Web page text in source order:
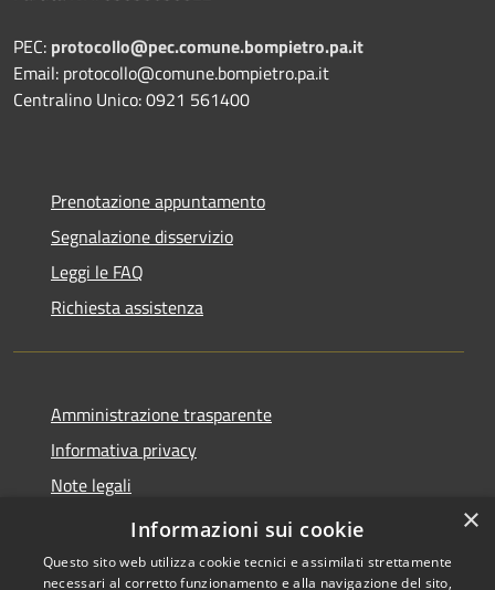
PEC: protocollo@pec.comune.bompietro.pa.it
Email: protocollo@comune.bompietro.pa.it
Centralino Unico: 0921 561400
Prenotazione appuntamento
Segnalazione disservizio
Leggi le FAQ
Richiesta assistenza
Amministrazione trasparente
Informativa privacy
Note legali
Dichiarazione di accessibilità
×
Informazioni sui cookie
Questo sito web utilizza cookie tecnici e assimilati strettamente
necessari al corretto funzionamento e alla navigazione del sito,